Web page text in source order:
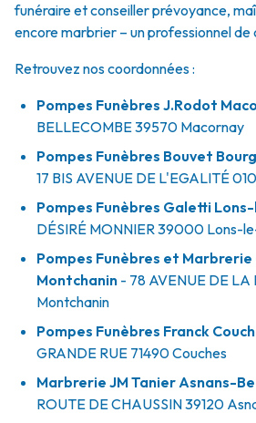
funéraire et conseiller prévoyance,
encore marbrier – un professionnel de
Retrouvez nos coordonnées :
Pompes Funèbres J.Rodot
BELLECOMBE39570 Macornay
Pompes Funèbres Bouvet
17 BIS AVENUE DE L'EGALITÉ
Pompes Funèbres Galetti
DÉSIRÉ MONNIER39000 Lons-
Pompes Funèbres et
Montchanin - 78 AVENUE DE LA
Montchanin
Pompes Funèbres Franck
GRANDE RUE 71490Couches
Marbrerie JM Tanier Asnans-
ROUTE DE CHAUSSIN39120